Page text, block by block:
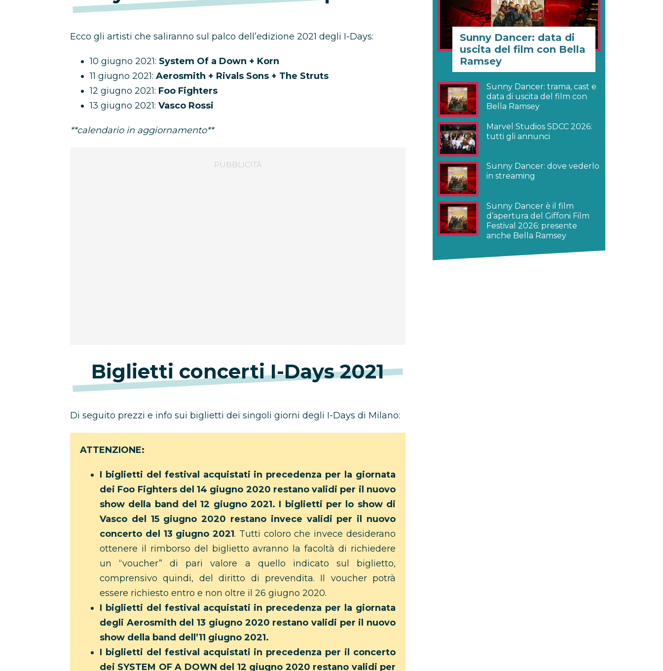
Ecco gli artisti che saliranno sul palco dell’edizione 2021 degli I-Days:
10 giugno 2021: System Of a Down + Korn
11 giugno 2021: Aerosmith + Rivals Sons + The Struts
12 giugno 2021: Foo Fighters
13 giugno 2021: Vasco Rossi
**calendario in aggiornamento**
Biglietti concerti I-Days 2021
Di seguito prezzi e info sui biglietti dei singoli giorni degli I-Days di Milano:
ATTENZIONE:
I biglietti del festival acquistati in precedenza per la giornata
dei Foo Fighters del 14 giugno 2020 restano validi per il nuovo
show della band del 12 giugno 2021. I biglietti per lo show di
Vasco del 15 giugno 2020 restano invece validi per il nuovo
concerto del 13 giugno 2021. Tutti coloro che invece desiderano
ottenere il rimborso del biglietto avranno la facoltà di richiedere
un “voucher” di pari valore a quello indicato sul biglietto,
comprensivo quindi, del diritto di prevendita. Il voucher potrà
essere richiesto entro e non oltre il 26 giugno 2020.
I biglietti del festival acquistati in precedenza per la giornata
degli Aerosmith del 13 giugno 2020 restano validi per il nuovo
show della band dell’11 giugno 2021.
I biglietti del festival acquistati in precedenza per il concerto
dei SYSTEM OF A DOWN del 12 giugno 2020 restano validi per
Sunny Dancer: data di
uscita del film con Bella
Ramsey
Sunny Dancer: trama, cast e
data di uscita del film con
Bella Ramsey
Marvel Studios SDCC 2026:
tutti gli annunci
Sunny Dancer: dove vederlo
in streaming
Sunny Dancer è il film
d’apertura del Giffoni Film
Festival 2026: presente
anche Bella Ramsey